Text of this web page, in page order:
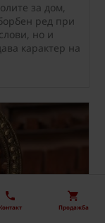
за дом,
ред при
но и
карактер на
Контакт Продажба